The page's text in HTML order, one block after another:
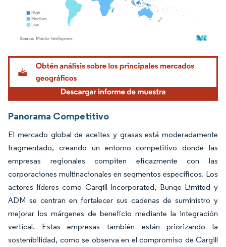
Imagen © Mordor Intelligence. El uso requiere atribución según CC BY 4.0.
Panorama Competitivo
El mercado global de aceites y grasas está moderadamente
fragmentado, creando un entorno competitivo donde las
empresas regionales compiten eficazmente con las
corporaciones multinacionales en segmentos específicos. Los
actores líderes como Cargill Incorporated, Bunge Limited y
ADM se centran en fortalecer sus cadenas de suministro y
mejorar los márgenes de beneficio mediante la integración
vertical. Estas empresas también están priorizando la
sostenibilidad, como se observa en el compromiso de Cargill